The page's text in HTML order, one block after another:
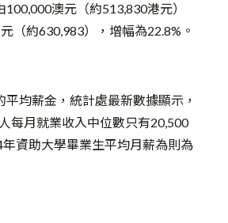
澳元（約513,830港元）
（約630,983），增幅為22.8%。
均薪金，統計處最新數據顯示，
每月就業收入中位數只有20,500
資助大學畢業生平均月薪為則為